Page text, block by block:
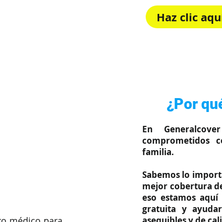
Haz clic
¿Por
En
comprometidos
familia.
Sabemos lo
mejor cobertura
eso estamos
gratuita y